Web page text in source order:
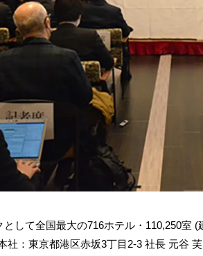
して全国最大の716ホテル・110,250室
：東京都港区赤坂3丁目2‐3 社長 元谷 芙